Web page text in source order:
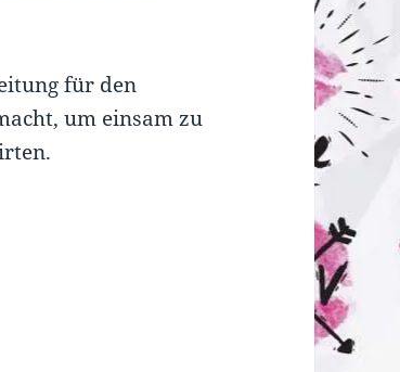
für den
um einsam zu